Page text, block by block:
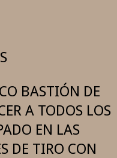
BASTIÓN DE
A TODOS LOS
EN LAS
DE TIRO CON